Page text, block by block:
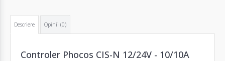
Descriere Opinii (0)
Controler Phocos CIS-N 12/24V - 10/10A